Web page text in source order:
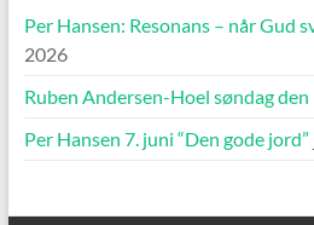
Per Hansen: Resonans – når Gud
2026
Ruben Andersen-Hoel søndag den
Per Hansen 7. juni “Den gode jord”